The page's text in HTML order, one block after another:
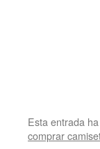
Esta entrada
comprar